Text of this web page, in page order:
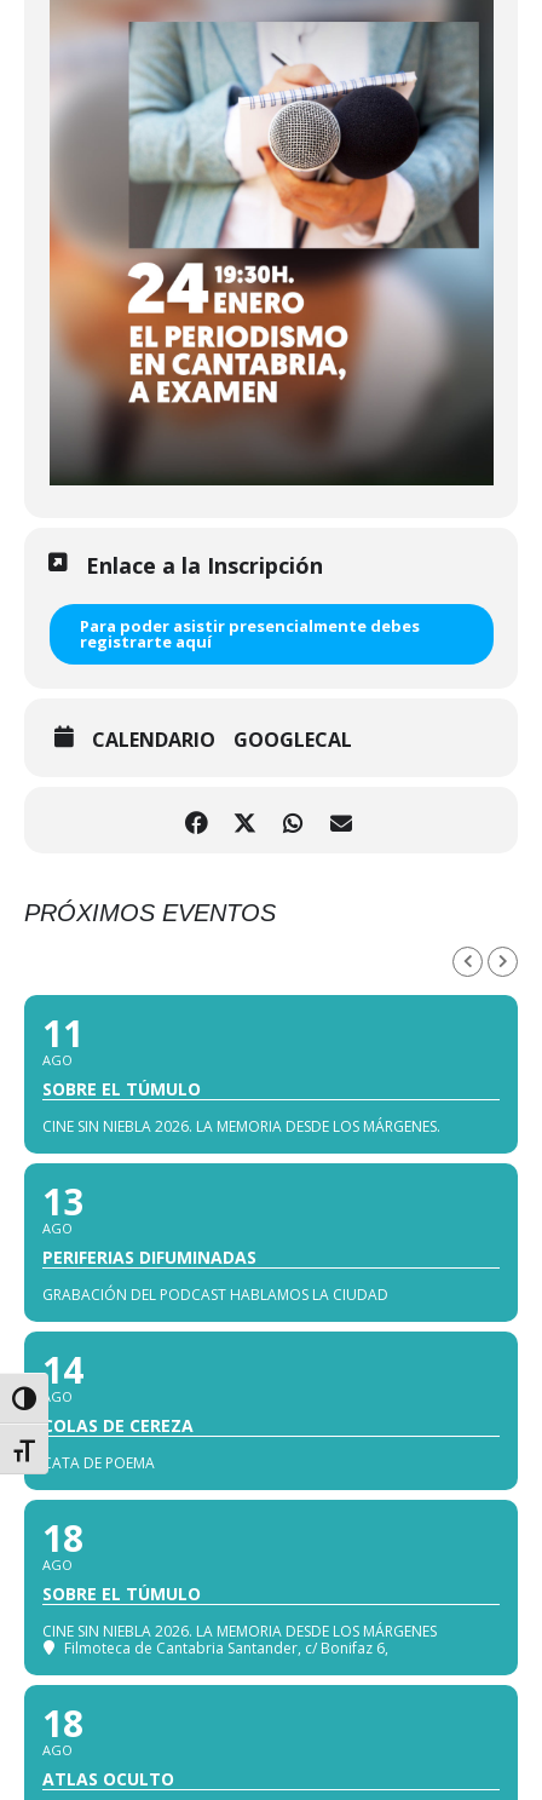
Alternar alto contraste
Alternar tamaño de letra
Enlace a la Inscripción
Para poder asistir presencialmente debes
registrarte aquí
CALENDARIO GOOGLECAL
PRÓXIMOS EVENTOS
11
AGO
SOBRE EL TÚMULO
CINE SIN NIEBLA 2026. LA MEMORIA DESDE LOS MÁRGENES.
13
AGO
PERIFERIAS DIFUMINADAS
GRABACIÓN DEL PODCAST HABLAMOS LA CIUDAD
14
AGO
COLAS DE CEREZA
CATA DE POEMA
18
AGO
SOBRE EL TÚMULO
CINE SIN NIEBLA 2026. LA MEMORIA DESDE LOS MÁRGENES
Filmoteca de Cantabria Santander, c/ Bonifaz 6,
18
AGO
ATLAS OCULTO